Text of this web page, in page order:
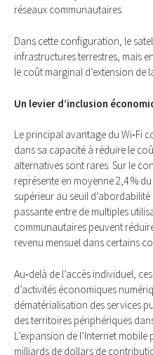
réseaux communautaires.
Dans cette configuration, le
infrastructures terrestres, mais
le coût marginal d’extension de
Un levier d’inclusion
Le principal avantage du Wi‑Fi
dans sa capacité à réduire le
alternatives sont rares. Sur le
représente en moyenne 2,4 %
supérieur au seuil
passante entre de multiples
communautaires peuvent
revenu mensuel dans certains
Au‑delà de l’accès individuel,
d’activités économiques
dématérialisation des services
des territoires périphériques
L’expansion de l’Internet
milliards de dollars de